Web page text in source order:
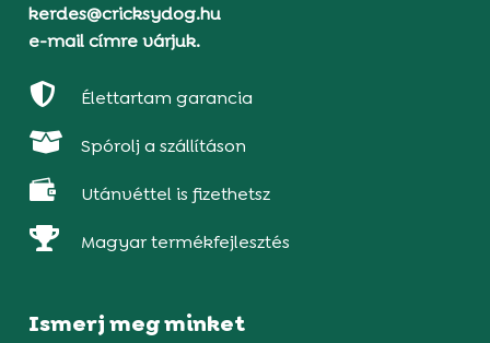
kerdes@cricksydog.hu
e-mail címre várjuk.
 Élettartam garancia
 Spórolj a szállításon
 Utánvéttel is fizethetsz
 Magyar termékfejlesztés
Ismerj meg minket